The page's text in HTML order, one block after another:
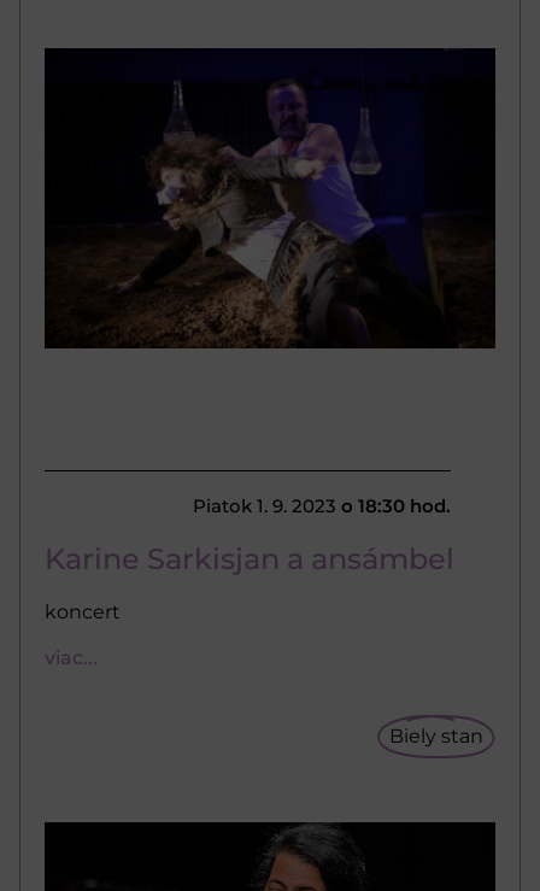
Piatok 1. 9. 2023 o 18:30 hod.
Karine Sarkisjan a ansámbel
koncert
viac...
Biely stan